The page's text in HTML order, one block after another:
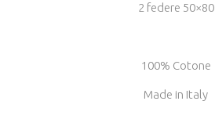
2 federe 50×80
100% Cotone
Made in Italy